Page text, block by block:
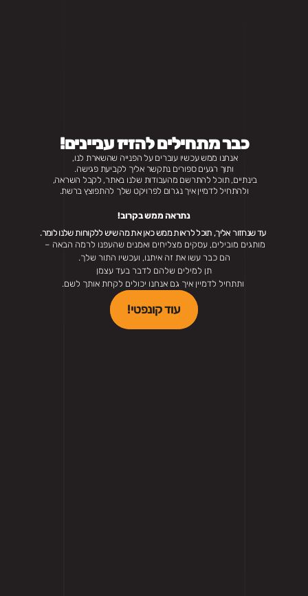
כבר מתחילים להזיז עניינים!
אנחנו ממש עכשיו עוברים על הפנייה שהשארת לנו,
ותוך רגעים ספורים נתקשר אליך לקביעת פגישה.
בינתיים, תוכל להתרשם מהעבודות שלנו באתר, לקבל השראה,
ולהתחיל לדמיין איך נגרום לפרויקט שלך להתפוצץ ברשת.
נתראה ממש בקרוב!
עד שנחזור אליך, תוכל לראות ממש כאן את מה שיש ללקוחות שלנו לומר.
מותגים מובילים, עסקים מצליחים ואמנים שהעפנו לרמה הבאה –
הם כבר עשו את זה איתנו, ועכשיו התור שלך.
תן למילים שלהם לדבר בעד עצמן
ותתחיל לדמיין איך גם אנחנו יכולים לקחת אותך לשם.
עוד קונפטי!